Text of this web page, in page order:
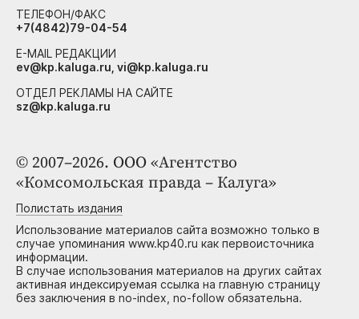
© 2007–2026. ООО «Агентство
«Комсомольская правда – Калуга»
Полистать издания
Использование материалов сайта возможно только в
случае упоминания www.kp40.ru как первоисточника
информации.
В случае использования материалов на других сайтах
активная индексируемая ссылка на главную страницу
без заключения в no-index, no-follow обязательна.
ТЕЛЕФОН/ФАКС
+7(4842)79-04-54
E-MAIL РЕДАКЦИИ
ev@kp.kaluga.ru, vi@kp.kaluga.ru
ОТДЕЛ РЕКЛАМЫ НА САЙТЕ
sz@kp.kaluga.ru